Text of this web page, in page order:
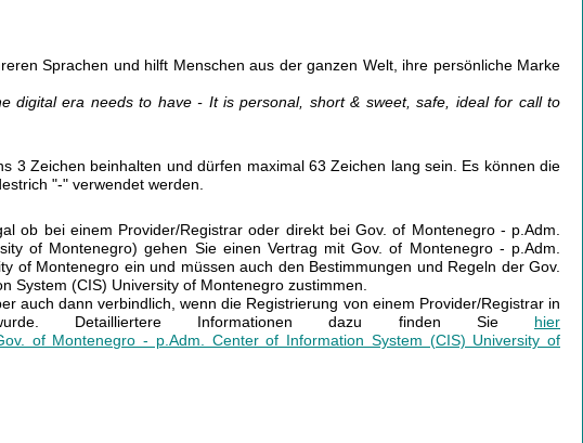
Sprachen und hilft Menschen aus der ganzen Welt, ihre persönliche Marke
digital era needs to have - It is personal, short & sweet, safe, ideal for call to
3 Zeichen beinhalten und dürfen maximal 63 Zeichen lang sein. Es können die
"-" verwendet werden.
ob bei einem Provider/Registrar oder direkt bei Gov. of Montenegro - p.Adm.
of Montenegro) gehen Sie einen Vertrag mit Gov. of Montenegro - p.Adm.
of Montenegro ein und müssen auch den Bestimmungen und Regeln der Gov.
System (CIS) University of Montenegro zustimmen.
auch dann verbindlich, wenn die Registrierung von einem Provider/Registrar in
Detailliertere Informationen dazu finden Sie hier